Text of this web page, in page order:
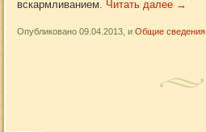
вскармливанием. Читать далее →
Опубликовано 09.04.2013, иОбщие сведения